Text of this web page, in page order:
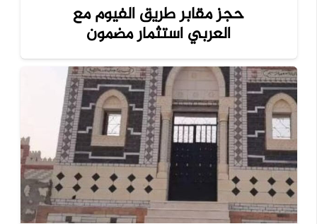
حجز مقابر طريق الفيوم مع
العربي استثمار مضمون